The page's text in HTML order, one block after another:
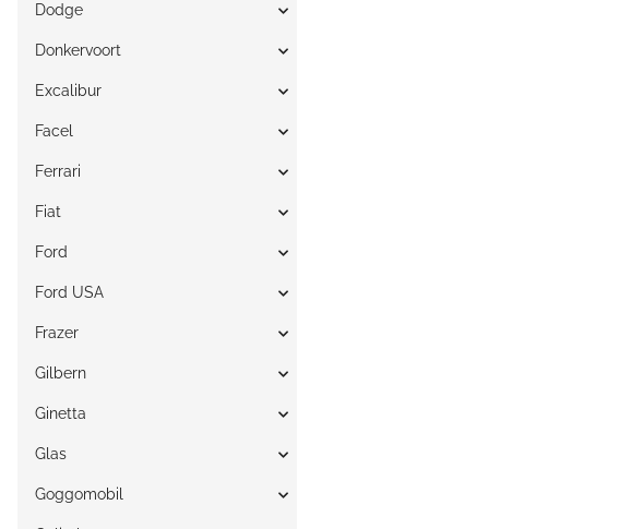
Dodge
Donkervoort
Excalibur
Facel
Ferrari
Fiat
Ford
Ford USA
Frazer
Gilbern
Ginetta
Glas
Goggomobil